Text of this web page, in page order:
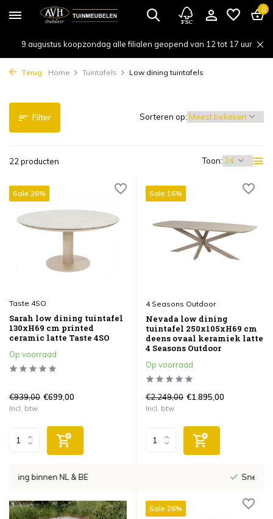
0
9 augustus koopzondag alle filialen geopend van 12 tot 17 uur
Terug Home Tuintafels Low dining tuintafels
Filter
22 producten Toon:
Sorteren op:
Sale 26%
Taste 4SO
Sarah low dining tuintafel
130xH69 cm printed
ceramic latte Taste 4SO
Op voorraad
€939,00 €699,00
Incl. btw
Sale 16%
4 Seasons Outdoor
Nevada low dining
tuintafel 250x105xH69 cm
deens ovaal keramiek latte
4 Seasons Outdoor
Op voorraad
€2.249,00 €1.895,00
Incl. btw
Sale 26%